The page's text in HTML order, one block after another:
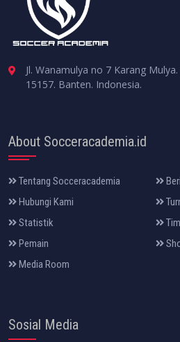
Jl. Wanamulya no 7 Karang
15157. Banten. Indonesia.
About Socceracademia.id
Tentang Socceracademia
Hubungi Kami
Statistik
Tim
Pemain
Media Room
Sosial Media